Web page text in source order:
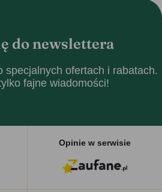
do newslettera
specjalnych ofertach i rabatach.
fajne wiadomości!
Opinie w serwisie